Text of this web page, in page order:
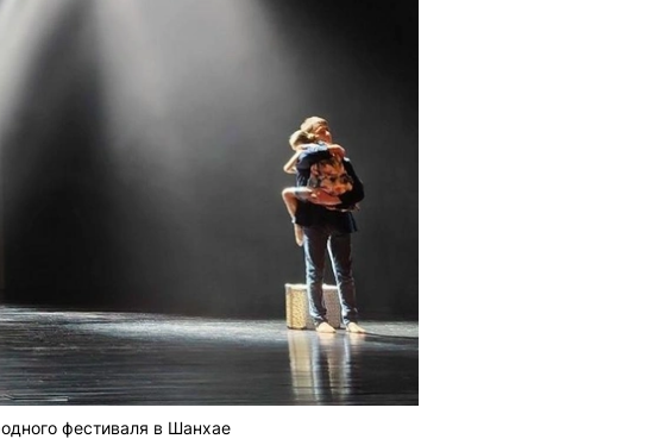
фестиваля в Шанхае